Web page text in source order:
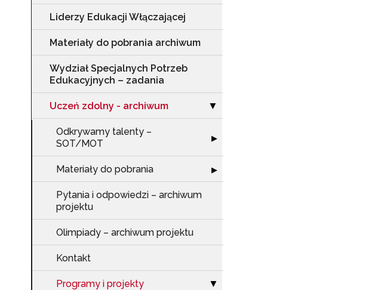
Liderzy Edukacji Włączającej
Materiały do pobrania archiwum
Wydział Specjalnych Potrzeb
Edukacyjnych – zadania
Uczeń zdolny - archiwum Zwiń sekcję "Uczeń zdolny - archiwum"
▶
Odkrywamy talenty –
SOT/MOT
Rozwiń sekcję "Odkrywamy talenty – SOT/MOT"
▶
Materiały do pobrania Rozwiń sekcję "Materiały do pobrania"
▶
Pytania i odpowiedzi – archiwum
projektu
Olimpiady – archiwum projektu
Kontakt
Programy i projekty Zwiń sekcję "Programy i projekty"
▶